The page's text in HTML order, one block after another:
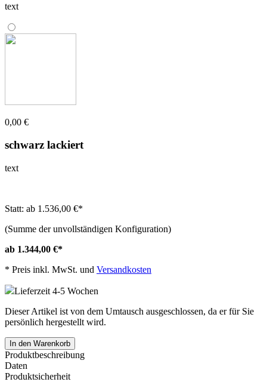
text
0,00 €
schwarz lackiert
text
Statt: ab 1.536,00 €*
(Summe der unvollständigen Konfiguration)
ab 1.344,00 €*
* Preis inkl. MwSt. und Versandkosten
Lieferzeit 4-5 Wochen
Dieser Artikel ist von dem Umtausch ausgeschlossen, da er für Sie
persönlich hergestellt wird.
In den Warenkorb
Produktbeschreibung
Daten
Produktsicherheit